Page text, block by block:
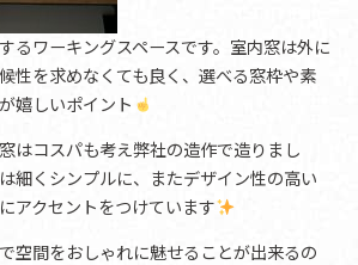
るワーキングスペースです。室内窓は外に
性を求めなくても良く、選べる窓枠や素
嬉しいポイント
はコスパも考え弊社の造作で造りまし
細くシンプルに、またデザイン性の高い
アクセントをつけています
空間をおしゃれに魅せることが出来るの